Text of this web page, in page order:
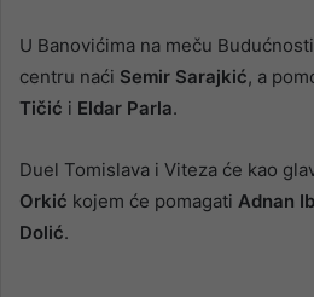
U Banovićima na meču
centru naći Semir Sarajkić, a
Tičić i Eldar Parla.
Duel Tomislava i Viteza će kao
Orkić kojem će pomagati Adnan
Dolić.